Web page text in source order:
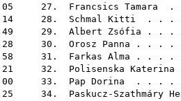
27. Francsics Tamara .
28. Schmal Kitti . . .
29. Albert Zsófia . . .
30. Orosz Panna . . . .
31. Farkas Alma . . . .
32. Polisenska Katerina
33. Pap Dorina . . . .
34. Paskucz-Szathmáry